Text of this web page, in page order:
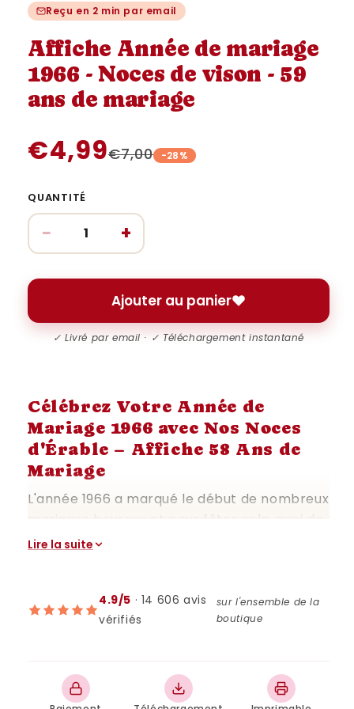
une
fenêtre
une
fenêtre
Reçu en 2 min par email
Affiche Année de mariage
1966 - Noces de vison - 59
ans de mariage
€4,99€7,00 -28%
QUANTITÉ
− +
Ajouter au panier
✓ Livré par email · ✓ Téléchargement instantané
Célébrez Votre Année de
Mariage 1966 avec Nos Noces
d'Érable – Affiche 58 Ans de
Mariage
L'année 1966 a marqué le début de nombreux
mariages heureux et pour fêter cela, quoi de
mieux qu'une élégante affiche
façon de célébrer 58 ans de mariage,
symbolisant la solidité et la beauté de votre
Une Affiche Élégante pour un
Lire la suite
4.9/5 · 14 606 avis
vérifiés
sur l'ensemble de la
boutique